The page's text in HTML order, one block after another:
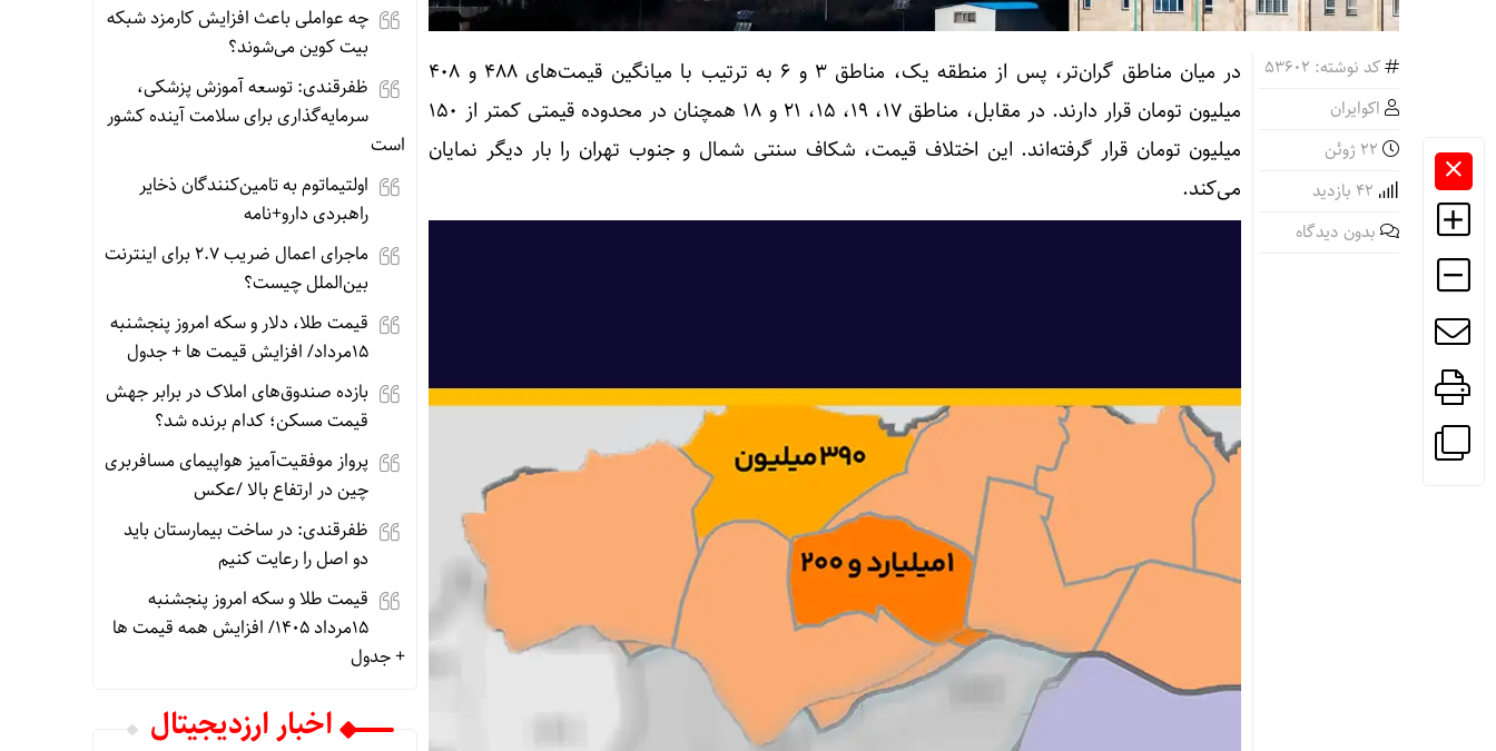
کد نوشته: 53602
اکوایران
بدون دیدگاه
در میان مناطق گران‌تر، پس از منطقه یک، مناطق ۳ و ۶ به ترتیب با میانگین قیمت‌های ۴۸۸ و ۴۰۸
میلیون تومان قرار دارند. در مقابل، مناطق ۱۷، ۱۹، ۱۵، ۲۱ و ۱۸ همچنان در محدوده قیمتی کمتر از ۱۵۰
میلیون تومان قرار گرفته‌اند. این اختلاف قیمت، شکاف سنتی شمال و جنوب تهران را بار دیگر نمایان
می‌کند.
چه عواملی باعث افزایش کارمزد شبکه
بیت کوین می‌شوند؟
ظفرقندی: توسعه آموزش پزشکی،
سرمایه‌گذاری برای سلامت آینده کشور
است
اولتیماتوم به تامین‌کنندگان ذخایر
راهبردی دارو+نامه
ماجرای اعمال ضریب ۲.۷ برای اینترنت
بین‌الملل چیست؟
قیمت طلا، دلار و سکه امروز پنجشنبه
15مرداد/ افزایش قیمت ها + جدول
بازده صندوق‌های املاک در برابر جهش
قیمت مسکن؛ کدام برنده شد؟
پرواز موفقیت‌آمیز هواپیمای مسافربری
چین در ارتفاع بالا /عکس
ظفرقندی: در ساخت بیمارستان باید
دو اصل را رعایت کنیم
قیمت طلا و سکه امروز پنجشنبه
15مرداد 1405/ افزایش همه قیمت ها
+ جدول
اخبار ارزدیجیتال